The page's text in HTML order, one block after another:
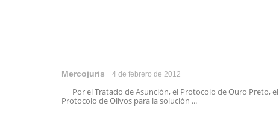
Mercojuris 4 de febrero de 2012
Por el Tratado de Asunción, el Protocolo de Ouro Preto, el
Protocolo de Olivos para la solución ...